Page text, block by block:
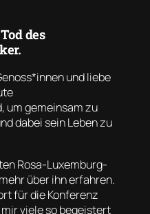
des
und liebe
um gemeinsam zu
dabei sein Leben zu
Rosa-Luxemburg-
über ihn erfahren.
für die Konferenz
viele so begeistert